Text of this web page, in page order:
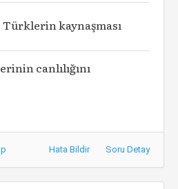
kaynaşması
canlılığını
Hata Bildir Soru Detay